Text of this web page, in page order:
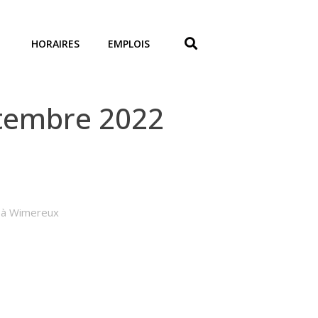
HORAIRES EMPLOIS
2022
Wimereux